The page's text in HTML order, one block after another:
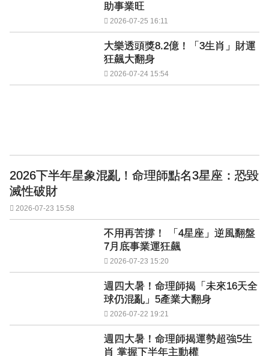
助事業旺
2026-07-25 16:11
大樂透頭獎8.2億！「3生肖」財運
狂飆大翻身
2026-07-24 15:54
2026下半年星象混亂！命理師點名3星座：恐毀
滅性破財
2026-07-23 15:58
不用再苦撐！ 「4星座」逆風翻盤
7月底事業運狂飆
2026-07-23 15:20
週四大暑！命理師揭「未來16天全
球仍混亂」5產業大翻身
2026-07-22 19:21
週四大暑！命理師揭運勢超強5生
肖 掌握下半年主動權